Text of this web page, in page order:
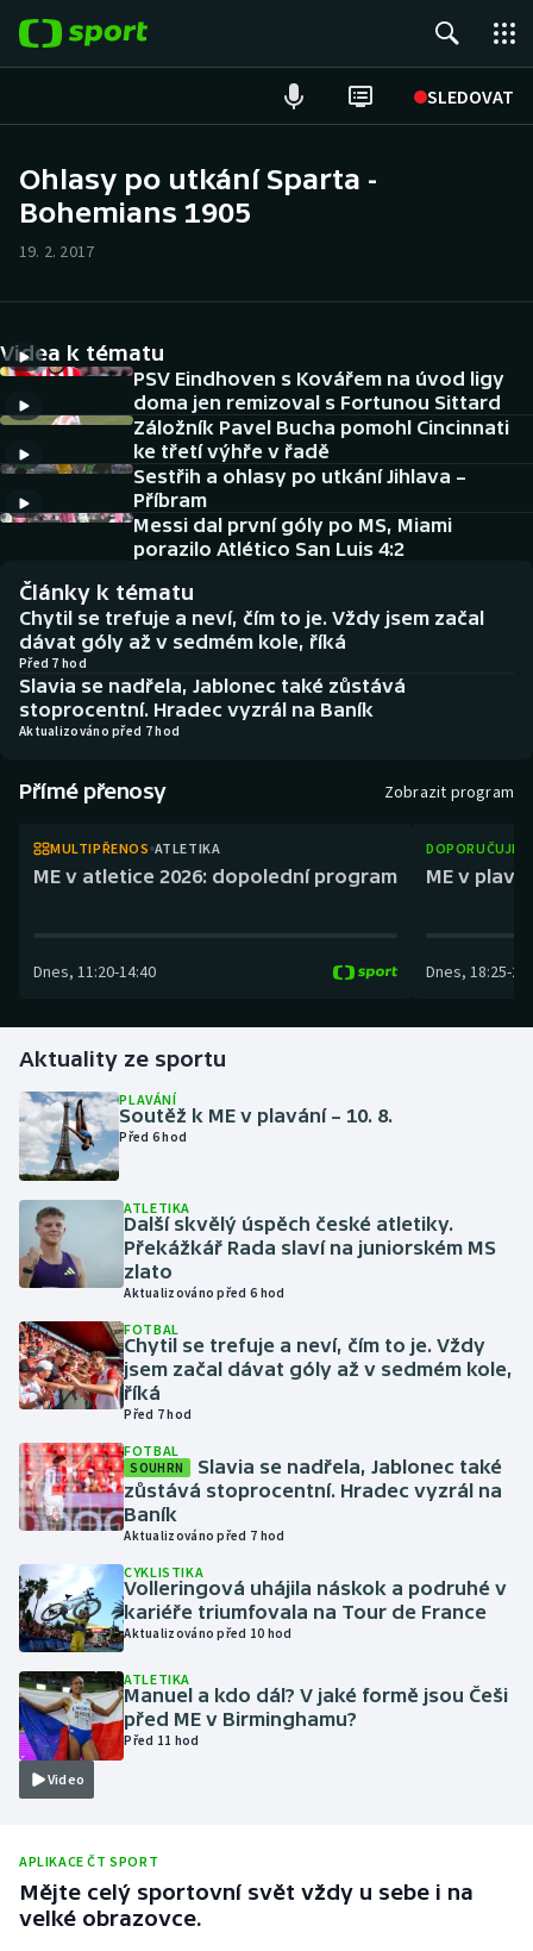
SLEDOVAT
Hokej
Cyklistika
DALŠÍ SPORTY
Americký fotbal
Baseball a softbal
Basketbal
Biatlon
Boby a skeleton
Box
Curling
Golf
Gymnastika
Házená
Jezdectví
Judo
Krasobruslení
Lezení
Lyže a snowboard
Moderní pětiboj
Motorsport
Olympijské hry
Parasport
Plavání
Ragby
Rychlobruslení
NEPŘEHLÉDNĚTE
Historické návraty
Aplikace ČT sport
AZ kvíz
Ohlasy po utkání Sparta -
Bohemians 1905
19. 2. 2017
Videa k tématu
PSV Eindhoven s Kovářem na úvod ligy
doma jen remizoval s Fortunou Sittard
Záložník Pavel Bucha pomohl Cincinnati
ke třetí výhře v řadě
Sestřih a ohlasy po utkání Jihlava –
Příbram
Messi dal první góly po MS, Miami
porazilo Atlético San Luis 4:2
Články k tématu
Chytil se trefuje a neví, čím to je. Vždy jsem začal
dávat góly až v sedmém kole, říká
Před 7 hod
Slavia se nadřela, Jablonec také zůstává
stoprocentní. Hradec vyzrál na Baník
Aktualizováno před 7 hod
Přímé přenosy Zobrazit program
MULTIPŘENOS ATLETIKA
ME v atletice 2026: dopolední program
Dnes, 11:20-14:40
ME v
Dnes, 18:25-
Aktuality ze sportu
PLAVÁNÍ
Soutěž k ME v plavání – 10. 8.
Před 6 hod
ATLETIKA
Další skvělý úspěch české atletiky.
Překážkář Rada slaví na juniorském MS
zlato
Aktualizováno před 6 hod
FOTBAL
Chytil se trefuje a neví, čím to je. Vždy
jsem začal dávat góly až v sedmém kole,
říká
Před 7 hod
FOTBAL
SOUHRN
Slavia se nadřela, Jablonec také
zůstává stoprocentní. Hradec vyzrál na
Baník
Aktualizováno před 7 hod
CYKLISTIKA
Volleringová uhájila náskok a podruhé v
kariéře triumfovala na Tour de France
Aktualizováno před 10 hod
Video
ATLETIKA
Manuel a kdo dál? V jaké formě jsou Češi
před ME v Birminghamu?
Před 11 hod
APLIKACE ČT SPORT
Mějte celý sportovní svět vždy u sebe i na
velké obrazovce.